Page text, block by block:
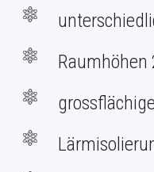
Raumhöhen